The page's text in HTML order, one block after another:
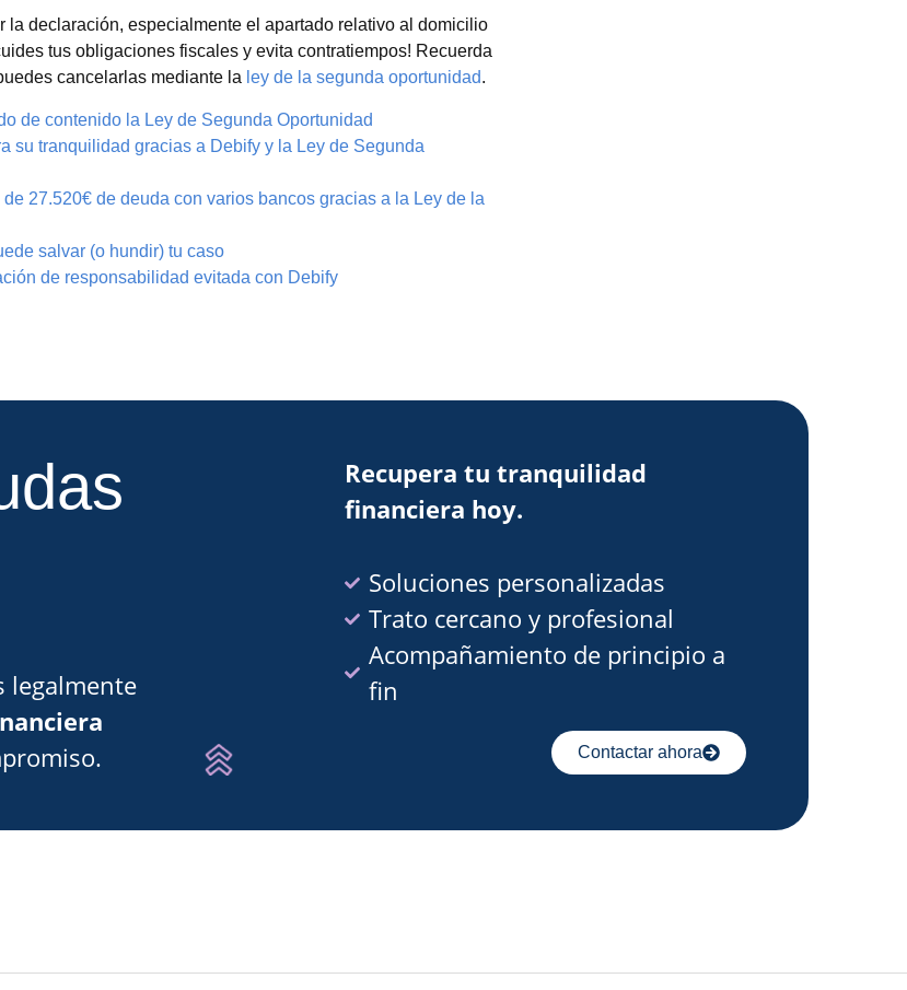
declaración, especialmente el apartado relativo al domicilio
tus obligaciones fiscales y evita contratiempos! Recuerda
cancelarlas mediante la ley de la segunda oportunidad.
de contenido la Ley de Segunda Oportunidad
su tranquilidad gracias a Debify y la Ley de Segunda
27.520€ de deuda con varios bancos gracias a la Ley de la
salvar (o hundir) tu caso
de responsabilidad evitada con Debify
legalmente
Recupera tu tranquilidad
financiera hoy.
Soluciones personalizadas
Trato cercano y profesional
Acompañamiento de principio a
fin
Contactar ahora